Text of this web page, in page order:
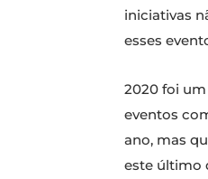
iniciativas
esses
2020 foi
eventos
ano, mas
este último